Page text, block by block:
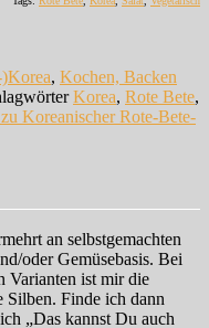
, Kochen, Backen
Korea, Rote Bete,
Koreanischer Rote-Bete-
an selbstgemachten
oder Gemüsebasis. Bei
Varianten ist mir die
Silben. Finde ich dann
„Das kannst Du auch